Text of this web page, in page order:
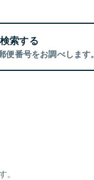
索する
番号をお調べします。
。